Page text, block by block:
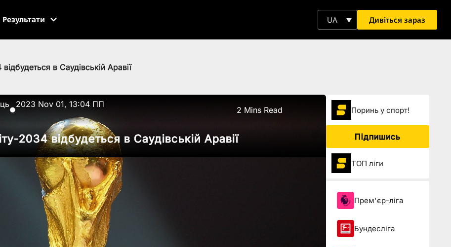
Результати UA Дивіться зараз
в Саудівській Аравії
●
2023 Nov 01, 13:04 ПП
2 Mins Read
2034 відбудеться в Саудівській Аравії
Поринь у спорт!
Підпишись
ТОП ліги
Прем'єр-ліга
Бундесліга